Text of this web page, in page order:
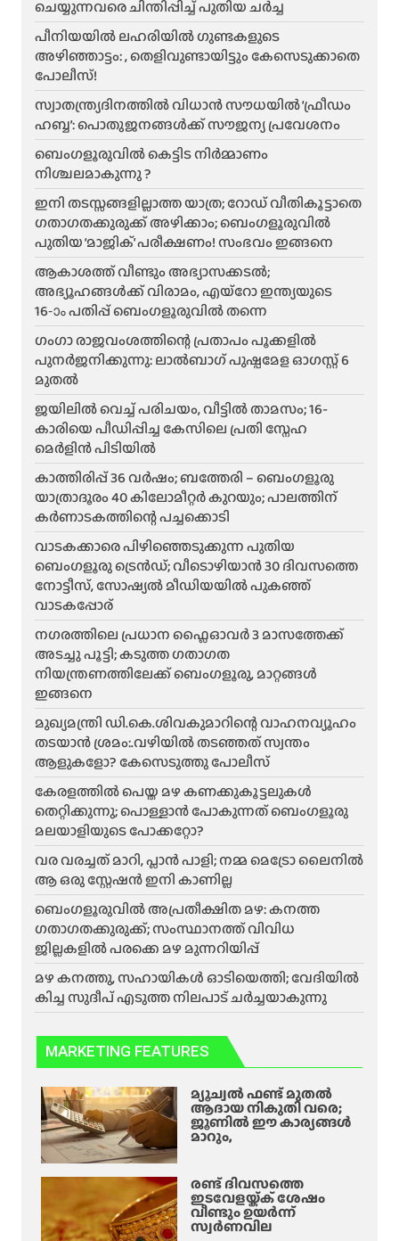
ചെയ്യുന്നവരെ ചിന്തിപ്പിച്ച് പുതിയ ചർച്ച
പീനിയയിൽ ലഹരിയിൽ ഗുണ്ടകളുടെ
അഴിഞ്ഞാട്ടം: , തെളിവുണ്ടായിട്ടും കേസെടുക്കാതെ
പോലീസ്!
സ്വാതന്ത്ര്യദിനത്തിൽ വിധാൻ സൗധയിൽ ‘ഫ്രീഡം
ഹബ്ബ’: പൊതുജനങ്ങൾക്ക് സൗജന്യ പ്രവേശനം
ബെംഗളൂരുവിൽ കെട്ടിട നിർമ്മാണം
നിശ്ചലമാകുന്നു ?
ഇനി തടസ്സങ്ങളില്ലാത്ത യാത്ര; റോഡ് വീതികൂട്ടാതെ
ഗതാഗതക്കുരുക്ക് അഴിക്കാം; ബെംഗളൂരുവിൽ
പുതിയ ‘മാജിക്’ പരീക്ഷണം! സംഭവം ഇങ്ങനെ
ആകാശത്ത് വീണ്ടും അഭ്യാസക്കടൽ;
അഭ്യൂഹങ്ങൾക്ക് വിരാമം, എയ്റോ ഇന്ത്യയുടെ
16-ാം പതിപ്പ് ബെംഗളൂരുവിൽ തന്നെ
ഗംഗാ രാജവംശത്തിന്റെ പ്രതാപം പൂക്കളിൽ
പുനർജനിക്കുന്നു: ലാൽബാഗ് പുഷ്പമേള ഓഗസ്റ്റ് 6
മുതൽ
ജയിലിൽ വെച്ച് പരിചയം, വീട്ടിൽ താമസം; 16-
കാരിയെ പീഡിപ്പിച്ച കേസിലെ പ്രതി സ്നേഹ
മെർളിൻ പിടിയിൽ
കാത്തിരിപ്പ് 36 വർഷം; ബത്തേരി – ബെംഗളൂരു
യാത്രാദൂരം 40 കിലോമീറ്റർ കുറയും; പാലത്തിന്
കർണാടകത്തിന്റെ പച്ചക്കൊടി
വാടകക്കാരെ പിഴിഞ്ഞെടുക്കുന്ന പുതിയ
ബെംഗളൂരു ട്രെൻഡ്; വീടൊഴിയാൻ 30 ദിവസത്തെ
നോട്ടീസ്, സോഷ്യൽ മീഡിയയിൽ പുകഞ്ഞ്
വാടകപ്പോര്
ന​ഗരത്തിലെ പ്രധാന ഫ്ലൈഓവർ 3 മാസത്തേക്ക്
അടച്ചു പൂട്ടി; കടുത്ത ഗതാഗത
നിയന്ത്രണത്തിലേക്ക് ബെംഗളൂരു, മാറ്റങ്ങൾ
ഇങ്ങനെ
മുഖ്യമന്ത്രി ഡി.കെ.ശിവകുമാറിന്റെ വാഹനവ്യൂഹം
തടയാൻ ശ്രമം:.വഴിയിൽ തടഞ്ഞത് സ്വന്തം
ആളുകളോ? കേസെടുത്തു പോലീസ്
കേരളത്തിൽ പെയ്ത മഴ കണക്കുകൂട്ടലുകൾ
തെറ്റിക്കുന്നു; പൊള്ളാൻ പോകുന്നത് ബെംഗളൂരു
മലയാളിയുടെ പോക്കറ്റോ?
വര വരച്ചത് മാറി, പ്ലാൻ പാളി; നമ്മ മെട്രോ ലൈനിൽ
ആ ഒരു സ്റ്റേഷൻ ഇനി കാണില്ല
ബെംഗളൂരുവിൽ അപ്രതീക്ഷിത മഴ: കനത്ത
ഗതാഗതക്കുരുക്ക്; സംസ്ഥാനത്ത് വിവിധ
ജില്ലകളിൽ പരക്കെ മഴ മുന്നറിയിപ്പ്
മഴ കനത്തു, സഹായികൾ ഓടിയെത്തി; വേദിയിൽ
കിച്ച സുദീപ് എടുത്ത നിലപാട് ചർച്ചയാകുന്നു
MARKETING FEATURES
മ്യൂച്വൽ ഫണ്ട് മുതൽ
ആദായ നികുതി വരെ;
ജൂണിൽ ഈ കാര്യങ്ങൾ
മാറും,
രണ്ട് ദിവസത്തെ
ഇടവേളയ്ക്ക് ശേഷം
വീണ്ടും ഉയർന്ന്
സ്വർണവില